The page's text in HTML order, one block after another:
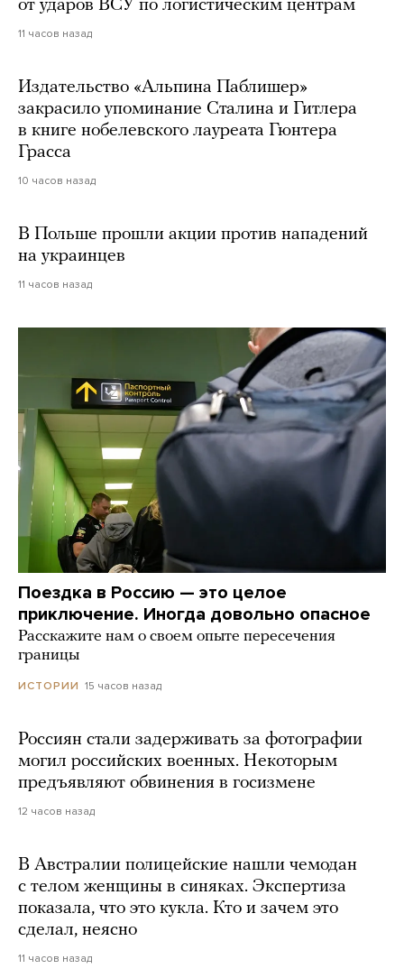
от ударов ВСУ по логистическим центрам
11 часов назад
Издательство «Альпина Паблишер»
закрасило упоминание Сталина и Гитлера
в книге нобелевского лауреата Гюнтера
Грасса
10 часов назад
В Польше прошли акции против нападений
на украинцев
11 часов назад
Поездка в Россию — это целое
приключение. Иногда довольно опасное
Расскажите нам о своем опыте пересечения
границы
ИСТОРИИ 15 часов назад
Россиян стали задерживать за фотографии
могил российских военных. Некоторым
предъявляют обвинения в госизмене
12 часов назад
В Австралии полицейские нашли чемодан
с телом женщины в синяках. Экспертиза
показала, что это кукла. Кто и зачем это
сделал, неясно
11 часов назад